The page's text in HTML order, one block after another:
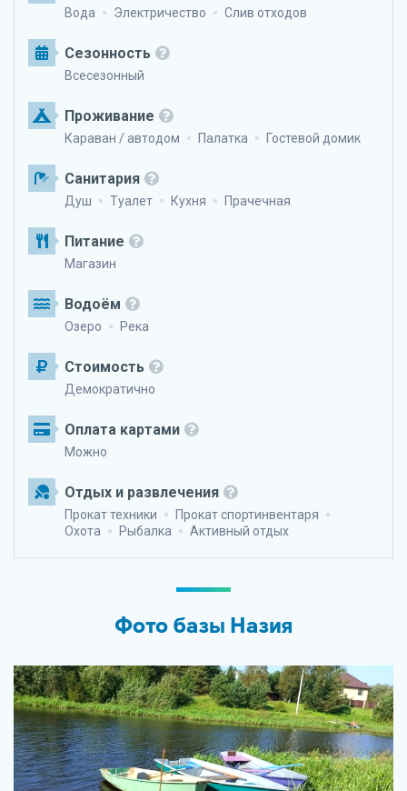
Вода Электричество Слив отходов
Сезонность
Всесезонный
Проживание
Караван / автодом Палатка Гостевой домик
Санитария
Душ Туалет Кухня Прачечная
Питание
Магазин
Водоём
Озеро Река
Стоимость
Демократично
Оплата картами
Можно
Отдых и развлечения
Прокат техники
Прокат спортинвентаря
Охота
Рыбалка Активный отдых
Фото базы Назия